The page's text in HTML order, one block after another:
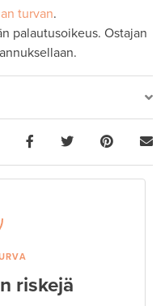
turvan.
palautusoikeus. Ostajan
riskejä